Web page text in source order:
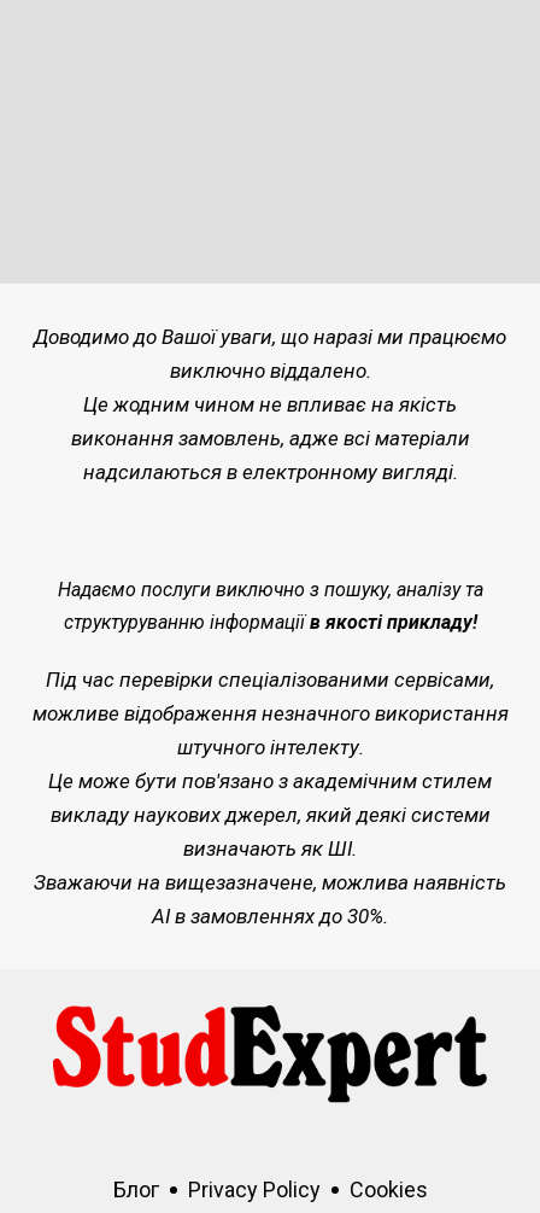
Доводимо до Вашої уваги, що наразі ми працюємо
виключно віддалено.
Це жодним чином не впливає на якість
виконання замовлень, адже всі матеріали
надсилаються в електронному вигляді.
Надаємо послуги виключно з пошуку, аналізу та
структуруванню інформаціїв якості прикладу!
Під час перевірки спеціалізованими сервісами,
можливе відображення незначного використання
штучного інтелекту.
Це може бути пов'язано з академічним стилем
викладу наукових джерел, який деякі системи
визначають як ШІ.
Зважаючи на вищезазначене, можлива наявність
AI в замовленнях до 30%.
Блог Privacy Policy Cookies